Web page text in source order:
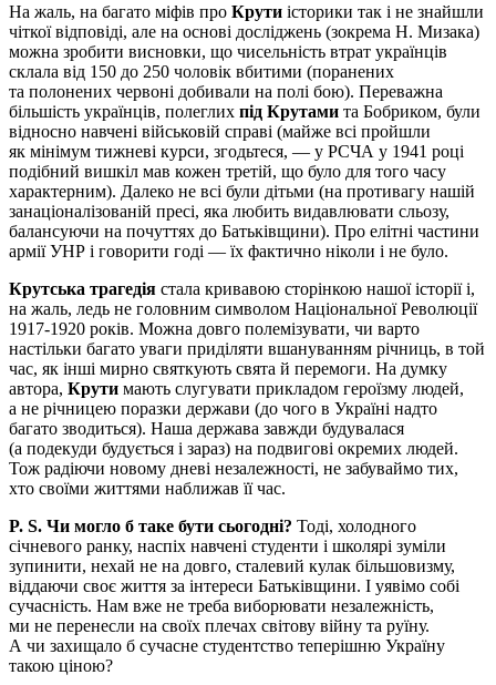
На жаль, на багато міфів про Крути історики так і не знайшли
чіткої відповіді, але на основі досліджень (зокрема Н. Мизака)
можна зробити висновки, що чисельність втрат українців
склала від 150 до 250 чоловік вбитими (поранених
та полонених червоні добивали на полі бою). Переважна
більшість українців, полеглих під Крутами та Бобриком, були
відносно навчені військовій справі (майже всі пройшли
як мінімум тижневі курси, згодьтеся, — у РСЧА у 1941 році
подібний вишкіл мав кожен третій, що було для того часу
характерним). Далеко не всі були дітьми (на противагу нашій
занаціоналізованій пресі, яка любить видавлювати сльозу,
балансуючи на почуттях до Батьківщини). Про елітні частини
армії УНР і говорити годі — їх фактично ніколи і не було.
Крутська трагедія стала кривавою сторінкою нашої історії і,
на жаль, ледь не головним символом Національної Революції
1917-1920 років. Можна довго полемізувати, чи варто
настільки багато уваги приділяти вшануванням річниць, в той
час, як інші мирно святкують свята й перемоги. На думку
автора, Крути мають слугувати прикладом героїзму людей,
а не річницею поразки держави (до чого в Україні надто
багато зводиться). Наша держава завжди будувалася
(а подекуди будується і зараз) на подвигові окремих людей.
Тож радіючи новому дневі незалежності, не забуваймо тих,
хто своїми життями наближав її час.
P. S. Чи могло б таке бути сьогодні? Тоді, холодного
січневого ранку, наспіх навчені студенти і школярі зуміли
зупинити, нехай не на довго, сталевий кулак більшовизму,
віддаючи своє життя за інтереси Батьківщини. І уявімо собі
сучасність. Нам вже не треба виборювати незалежність,
ми не перенесли на своїх плечах світову війну та руїну.
А чи захищало б сучасне студентство теперішню Україну
такою ціною?